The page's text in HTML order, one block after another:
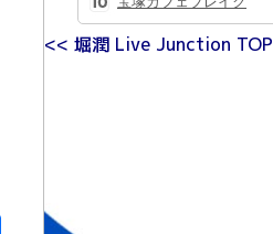
<< 堀潤 Live Junction TOP